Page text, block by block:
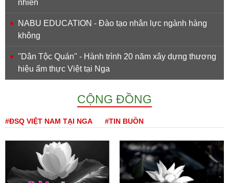
nhiên
NABU EDUCATION - Đào tạo nhân lực ngành hàng
không
''Dân Tộc Quán'' - Hành trình 20 năm xây dựng thương
hiệu ẩm thực Việt tại Nga
CỘNG ĐỒNG
#ĐSQ VIỆT NAM TẠI NGA #TIN BUỒN